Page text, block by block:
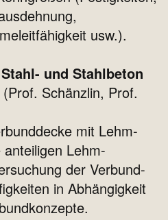
usw.).
und Stahlbeton
(Prof. Schänzlin, Prof.
mit Lehm-
Lehm-
der Verbund-
in Abhängigkeit